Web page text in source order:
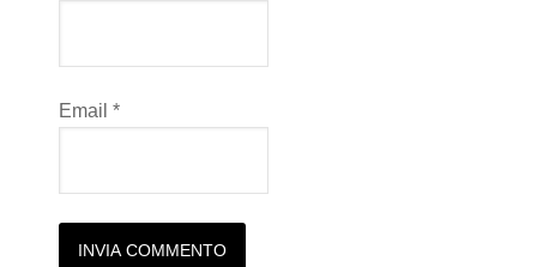
Email *